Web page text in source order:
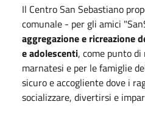
Il Centro San Sebastiano
comunale - per gli amici
aggregazione e ricreazione
e adolescenti, come punto
marnatesi e per le famiglie
sicuro e accogliente dove i
socializzare, divertirsi e